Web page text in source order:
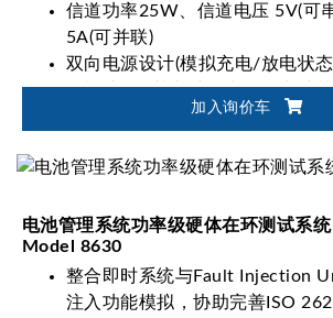
信道功率25W、信道电压 5V(可
5A(可并联)
双向电源设计(模拟充电/放电状
可模拟480节电池组串联的电池
串联以及2个电芯并联)
加入询价车
电池管理系统功率级硬体在环测试系统
Model 8630
整合即时系统与Fault Injection
注入功能模拟，协助完善ISO